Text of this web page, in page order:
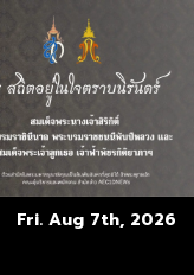
Fri. Aug 7th, 2026